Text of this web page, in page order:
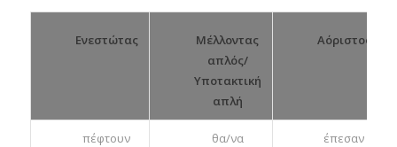
Ενεστώτας
Μέλλοντας
απλός/
Υποτακτική
απλή
Αόριστος
πέφτουν
θα/να
έπεσαν